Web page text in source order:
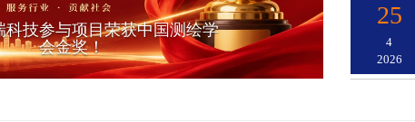
科技参与项目荣获中国测绘学
会金奖！
25
4
2026